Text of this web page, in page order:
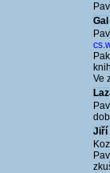
Gal
Ve
Jiří